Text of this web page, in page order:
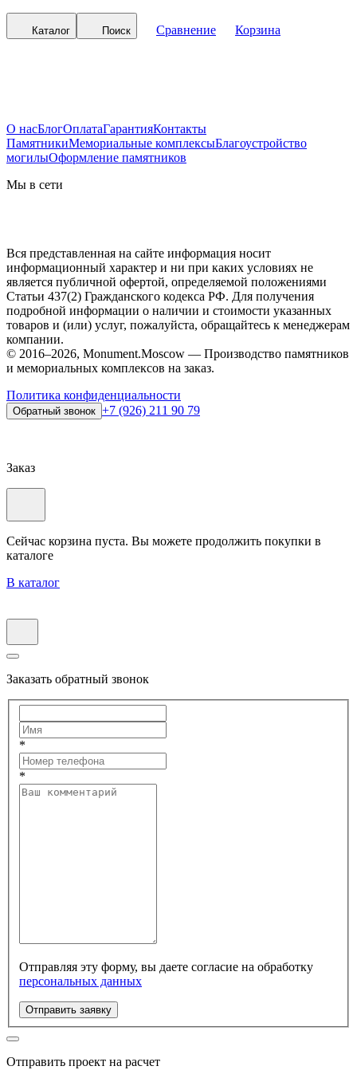
Каталог Поиск Сравнение Корзина
О насБлогОплатаГарантияКонтакты
ПамятникиМемориальные комплексыБлагоустройство
могилыОформление памятников
Мы в сети
Вся представленная на сайте информация носит
информационный характер и ни при каких условиях не
является публичной офертой, определяемой положениями
Статьи 437(2) Гражданского кодекса РФ. Для получения
подробной информации о наличии и стоимости указанных
товаров и (или) услуг, пожалуйста, обращайтесь к менеджерам
компании.
© 2016–2026, Monument.Moscow — Производство памятников
и мемориальных комплексов на заказ.
Политика конфиденциальности
Обратный звонок +7 (926) 211 90 79
Заказ
Сейчас корзина пуста. Вы можете продолжить покупки в
каталоге
В каталог
Заказать обратный звонок
*
*
Отправляя эту форму, вы даете согласие на обработку
персональных данных
Отправить заявку
Отправить проект на расчет